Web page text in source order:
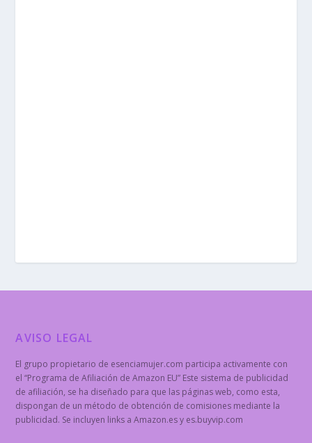
AVISO LEGAL
El grupo propietario de esenciamujer.com participa activamente con
el “Programa de Afiliación de Amazon EU” Este sistema de publicidad
de afiliación, se ha diseñado para que las páginas web, como esta,
dispongan de un método de obtención de comisiones mediante la
publicidad. Se incluyen links a Amazon.es y es.buyvip.com